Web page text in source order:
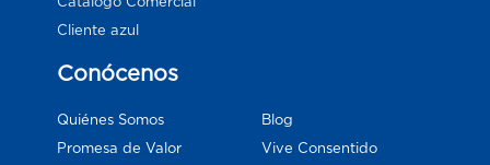
Cliente azul
Conócenos
Quiénes Somos
Promesa de Valor
Blog
Vive Consentido